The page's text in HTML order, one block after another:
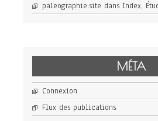
paleographie.site dans Index,
MÉTA
Connexion
Flux des publications